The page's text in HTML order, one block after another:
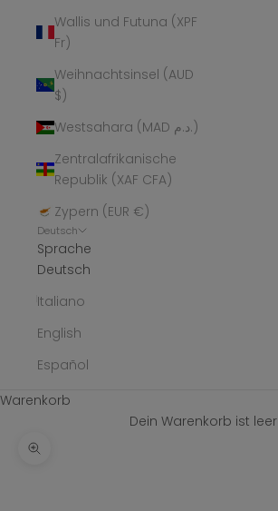
Wallis und Futuna (XPF
Fr)
Weihnachtsinsel (AUD
$)
Westsahara (MAD د.م.)
Zentralafrikanische
Republik (XAF CFA)
Zypern (EUR €)
Deutsch
Sprache
Deutsch
Italiano
English
Español
Warenkorb
Dein Warenkorb ist leer
Bild vergrößern